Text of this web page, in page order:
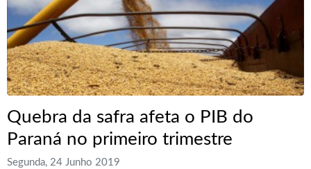
Quebra da safra afeta o PIB do
Paraná no primeiro trimestre
Segunda, 24 Junho 2019